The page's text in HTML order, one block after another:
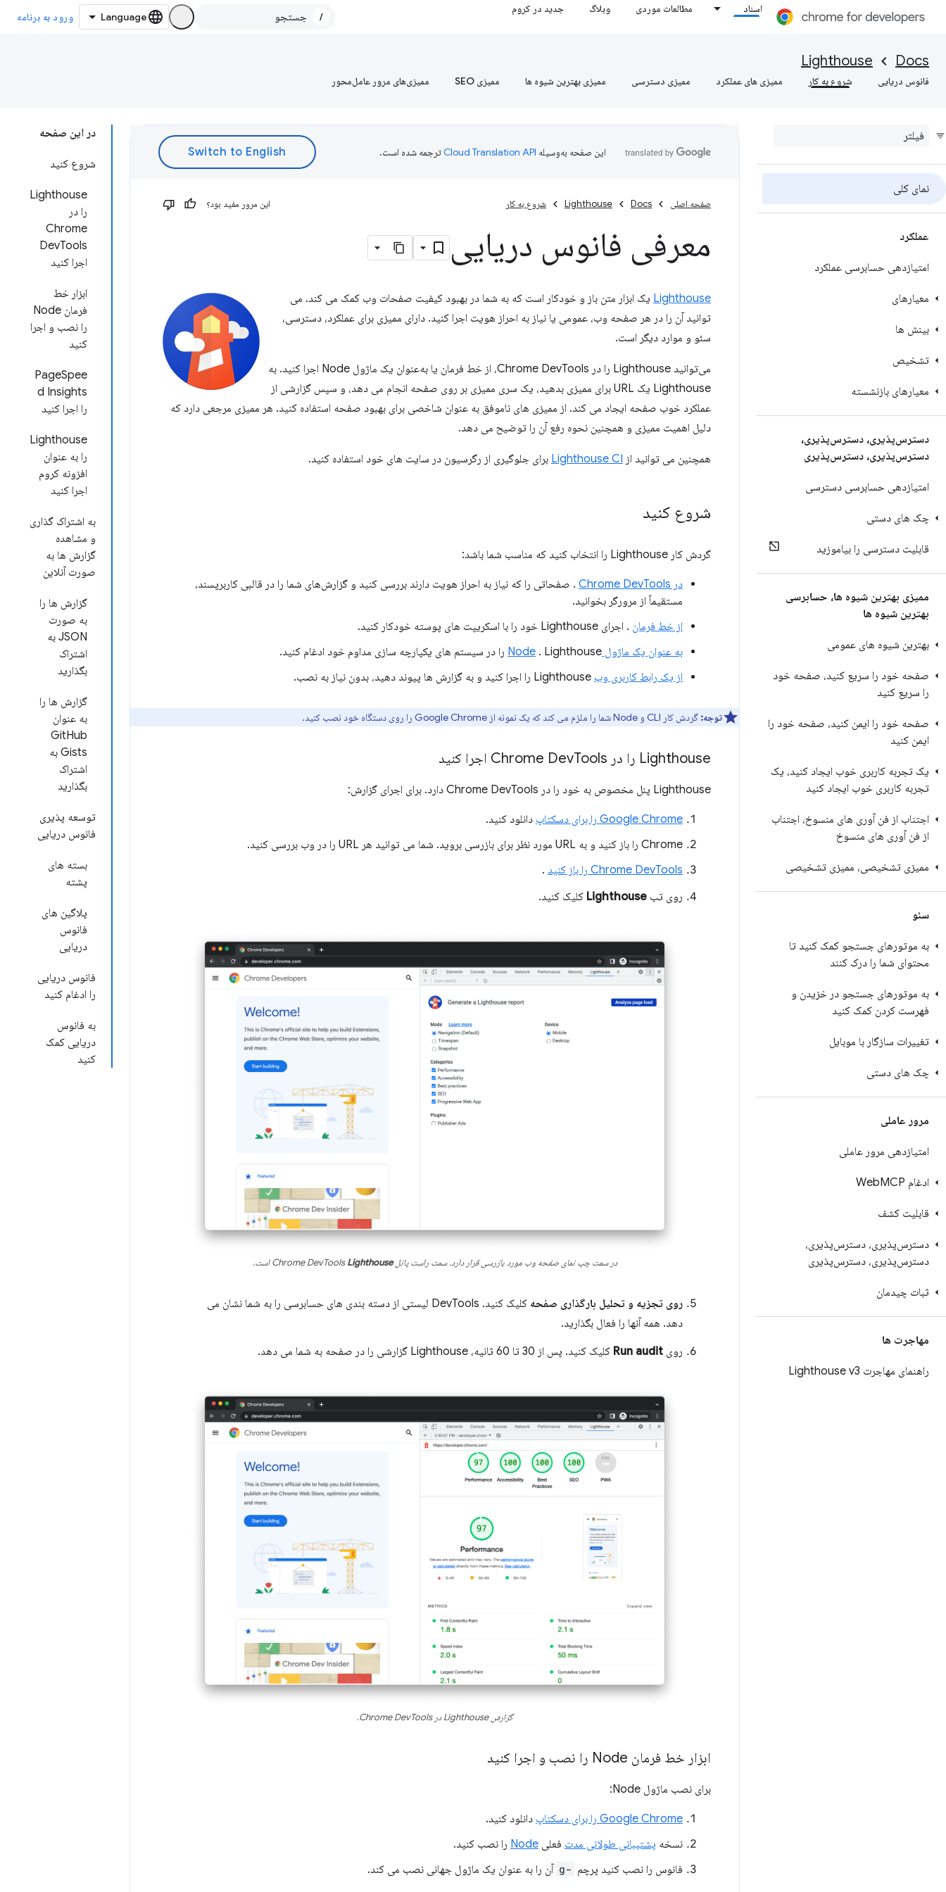
اسناد مطالعات موردی وبلاگ جدید در کروم
/ ورود به برنامه
Docs
Lighthouse
فانوس دریایی شروع به کار ممیزی های عملکرد ممیزی دسترسی ممیزی بهترین شیوه ها ممیزی SEO ممیزی‌های مرور عامل‌محور
نمای کلی
عملکرد
امتیازدهی حسابرسی عملکرد
معیارهای
بینش ها
تشخیص
معیارهای بازنشسته
دسترس‌پذیری، دسترس‌پذیری،
دسترس‌پذیری، دسترس‌پذیری
امتیازدهی حسابرسی دسترسی
چک های دستی
قابلیت دسترسی را بیاموزید
ممیزی بهترین شیوه ها، حسابرسی
بهترین شیوه ها
بهترین شیوه های عمومی
صفحه خود را سریع کنید، صفحه خود
را سریع کنید
صفحه خود را ایمن کنید، صفحه خود را
ایمن کنید
یک تجربه کاربری خوب ایجاد کنید، یک
تجربه کاربری خوب ایجاد کنید
اجتناب از فن آوری های منسوخ، اجتناب
از فن آوری های منسوخ
ممیزی تشخیصی، ممیزی تشخیصی
سئو
به موتورهای جستجو کمک کنید تا
محتوای شما را درک کنند
به موتورهای جستجو در خزیدن و
فهرست کردن کمک کنید
تغییرات سازگار با موبایل
چک های دستی
مرور عاملی
امتیازدهی مرور عاملی
ادغام Web MCP
قابلیت کشف
دسترس‌پذیری، دسترس‌پذیری،
دسترس‌پذیری، دسترس‌پذیری
ثبات چیدمان
مهاجرت ها
راهنمای مهاجرت Lighthouse v3
در این صفحه
شروع کنید
Lighthouse
را در
Chrome
DevTools
اجرا کنید
ابزار خط
فرمان Node
را نصب و اجرا
کنید
PageSpee
d ​​Insights
را اجرا کنید
Lighthouse
را به عنوان
افزونه کروم
اجرا کنید
به اشتراک گذاری
و مشاهده
گزارش ها به
صورت آنلاین
گزارش ها را
به صورت
JSON به
اشتراک
بگذارید
گزارش ها را
به عنوان
GitHub
Gists به
اشتراک
بگذارید
توسعه پذیری
فانوس دریایی
بسته های
پشته
پلاگین های
فانوس
دریایی
فانوس دریایی
را ادغام کنید
به فانوس
دریایی کمک
کنید
این صفحه به‌وسیله ترجمه شده است.
صفحه اصلی Docs
Lighthouse شروع به کار این مرور مفید بود؟
معرفی فانوس دریایی
Lighthouse یک ابزار متن باز و خودکار است که به شما در بهبود کیفیت صفحات وب کمک می کند. می
توانید آن را در هر صفحه وب، عمومی یا نیاز به احراز هویت اجرا کنید. دارای ممیزی برای عملکرد، دسترسی،
سئو و موارد دیگر است.
می‌توانید Lighthouse را در Chrome DevTools، از خط فرمان یا به‌عنوان یک ماژول Node اجرا کنید. به
Lighthouse یک URL برای ممیزی بدهید، یک سری ممیزی بر روی صفحه انجام می دهد، و سپس گزارشی از
عملکرد خوب صفحه ایجاد می کند. از ممیزی های ناموفق به عنوان شاخصی برای بهبود صفحه استفاده کنید. هر ممیزی مرجعی دارد که
دلیل اهمیت ممیزی و همچنین نحوه رفع آن را توضیح می دهد.
همچنین می توانید از Lighthouse CI برای جلوگیری از رگرسیون در سایت های خود استفاده کنید.
شروع کنید
گردش کار Lighthouse را انتخاب کنید که مناسب شما باشد:
در Chrome DevTools
. صفحاتی را که نیاز به احراز هویت دارند بررسی کنید و گزارش‌های شما را در قالبی کاربرپسند،
مستقیماً از مرورگر بخوانید.
از خط فرمان . اجرای Lighthouse خود را با اسکریپت های پوسته خودکار کنید.
به عنوان یک ماژول Node . Lighthouse را در سیستم های یکپارچه سازی مداوم خود ادغام کنید.
از یک رابط کاربری وب
توجه: گردش کار CLI و Node شما را ملزم می کند که یک نمونه از Google Chrome را روی دستگاه خود نصب کنید.
Lighthouse را در Chrome Dev Tools اجرا کنید
Lighthouse پنل مخصوص به خود را در Chrome DevTools دارد. برای اجرای گزارش:
Google Chrome را برای دسکتاپ
دانلود کنید.
Chrome را باز کنید و به URL مورد نظر برای بازرسی بروید. شما می توانید هر URL را در وب بررسی کنید.
Chrome DevTools را باز کنید
.
روی تب Lighthouse کلیک کنید.
در سمت چپ نمای صفحه وب مورد بازرسی قرار دارد. سمت راست پانل Chrome DevToolsLighthouse است.
روی تجزیه و تحلیل بارگذاری صفحه
کلیک کنید. DevTools لیستی از دسته بندی های حسابرسی را به شما نشان می
دهد. همه آنها را فعال بگذارید.
روی Run audit کلیک کنید. پس از 30 تا 60 ثانیه، Lighthouse گزارشی را در صفحه به شما می دهد.
گزارش Lighthouse در Chrome DevTools.
ابزار خط فرمان Node را نصب و اجرا کنید
برای نصب ماژول Node:
Google Chrome را برای دسکتاپ
دانلود کنید.
نسخه پشتیبانی طولانی مدت فعلی Node را نصب کنید.
فانوس را نصب کنید پرچم -g آن را به عنوان یک ماژول جهانی نصب می کند.